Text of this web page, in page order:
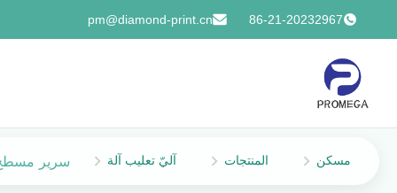
86-21-20232967
pm@diamond-print.cn
مسكن المنتجات آليّ تعليب آلة سرير مسطح